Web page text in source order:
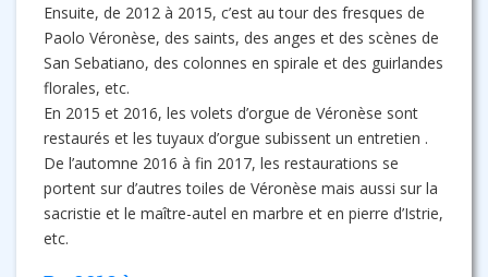
Ensuite, de 2012 à 2015, c’est au tour des fresques de
Paolo Véronèse, des saints, des anges et des scènes de
San Sebatiano, des colonnes en spirale et des guirlandes
florales, etc.
En 2015 et 2016, les volets d’orgue de Véronèse sont
restaurés et les tuyaux d’orgue subissent un entretien .
De l’automne 2016 à fin 2017, les restaurations se
portent sur d’autres toiles de Véronèse mais aussi sur la
sacristie et le maître-autel en marbre et en pierre d’Istrie,
etc.